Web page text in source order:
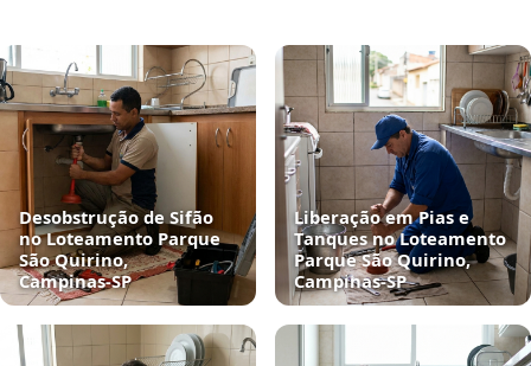
Desobstrução de Sifão
no Loteamento Parque
São Quirino,
Campinas‑SP
Liberação em Pias e
Tanques no Loteamento
Parque São Quirino,
Campinas‑SP